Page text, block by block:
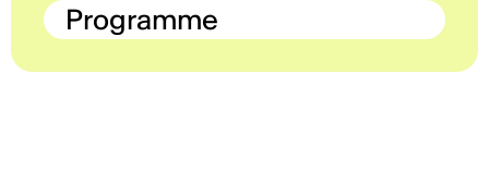
Programme